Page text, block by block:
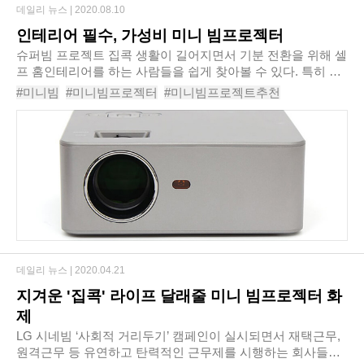
인테리어 필수, 가성비 미니 빔프로젝터
슈퍼빔 프로젝트​ 집콕 생활이 길어지면서 기분 전환을 위해 셀
프 홈인테리어를 하는 사람들을 쉽게 찾아볼 수 있다. 특히 미
니멀리즘이 핫 키워드로 떠오르면서 대형 가전을 소유하기보
다는 최소한의 부피와 갯수의 물..
#미니빔 #미니빔프로젝터 #미니빔프로젝트추천
#빔프로젝트 #가정용빔프로젝트 #LG미니빔
#슈퍼빔프로젝트 #슈퍼빔
#가정용빔프로젝트추천
데일리 뉴스 | 2020.08.10
지겨운 '집콕' 라이프 달래줄 미니 빔프로젝터 화
제
LG 시네빔 ‘사회적 거리두기’ 캠페인이 실시되면서 재택근무,
원격근무 등 유연하고 탄력적인 근무제를 시행하는 회사들이
데일리 뉴스 | 2020.04.21